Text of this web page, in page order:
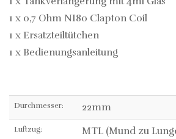
1 x 0,7 Ohm NI80 Clapton Coil
1 x Ersatzteiltütchen
1 x Bedienungsanleitung
Durchmesser: 22mm
Luftzug: MTL (Mund zu